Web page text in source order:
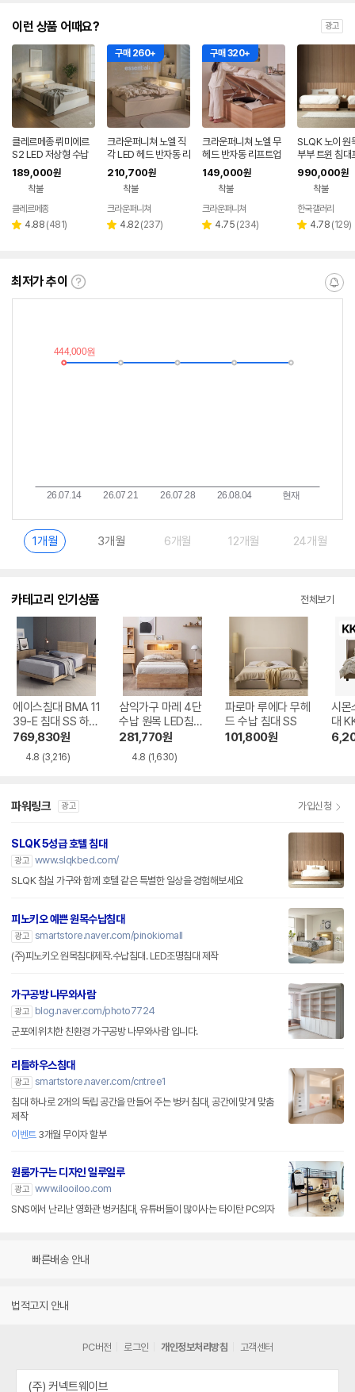
이런 상품 어때요? 광고
클레르메종 뤼미에르
S2 LED 저상형 수납
침대 프레임 프리미엄
SS 화이트
189,000원
착불
클레르메종
별 4.88 리
(481)
구매 260+
크라운퍼니쳐 노엘 직
각 LED 헤드 반자동 리
프트업침대 수납침대
프레임 슈퍼싱글 SS
210,700원
착불
크라운퍼니쳐
별 4.82 리
(237)
구매 320+
크라운퍼니쳐 노엘 무
헤드 반자동 리프트업
침대 수납침대프레임
슈퍼싱글 SS
149,000원
착불
크라운퍼니쳐
별 4.75 리
(234)
SLQK 노이 원
부부 트윈 침대
호텔식 수납 저
S
990,000원
착불
페
한국갤러리
별 4.78 리
(129)
최저가 추이
최
이
란?
알
1개월 3개월 6개월 12개월 24개월
카테고리 인기상품 전체보기
에이스침대 BMA 11
39-E 침대 SS 하드
타입
769,830원
4.8 (3,216)
삼익가구 마레 4단
수납 원목 LED침대
SS
281,770원
4.8 (1,630)
파로마 루에다 무헤
드 수납 침대 SS
101,800원
시몬
대
파워링크 광고 가입신청
SLQK 5성급 호텔 침대
광고
www.slqkbed.com/
SLQK 침실 가구와 함께 호텔 같은 특별한 일상을 경험해보세요
피노키오 예쁜 원목수납침대
광고
smartstore.naver.com/pinokiomall
(주)피노키오 원목침대제작.수납침대. LED조명침대 제작
가구공방 나무와사람
광고
blog.naver.com/photo7724
군포에 위치한 친환경 가구공방 나무와사람 입니다.
리틀하우스침대
광고
smartstore.naver.com/cntree1
침대 하나로 2개의 독립 공간을 만들어 주는 벙커 침대, 공간에 맞게 맞춤
제작
이벤트 3개월 무이자 할부
원룸가구는 디자인 일루일루
광고
www.ilooiloo.com
SNS에서 난리난 영화관 벙커침대, 유튜버들이 많이사는 타이탄 PC의자
빠른배송 안내
법적고지 안내
PC버전 로그인 개인정보처리방침 고객센터
(주) 커넥트웨이브